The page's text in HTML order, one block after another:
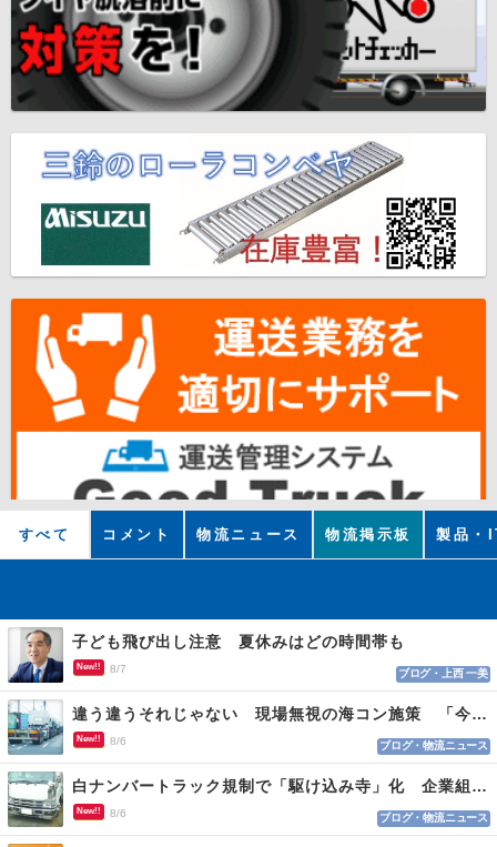
すべて コメント 物流ニュース 物流掲示板 製品・
子ども飛び出し注意 夏休みはどの時間帯も
New!! 8/7 ブログ・上西 一美
違う違うそれじゃない 現場無視の海コン施策 「今でも平均２～３時間は待つ」
New!! 8/6 ブログ・物流ニュース
白ナンバートラック規制で「駆け込み寺」化 企業組合が入会基準を見直しへ
New!! 8/6 ブログ・物流ニュース